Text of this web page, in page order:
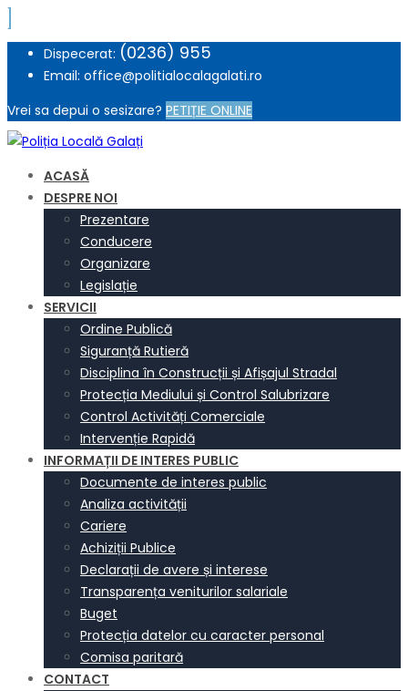
Dispecerat: (0236) 955
Email: office@politialocalagalati.ro
Vrei sa depui o sesizare? PETIȚIE ONLINE
ACASĂ
DESPRE NOI
Prezentare
Conducere
Organizare
Legislație
SERVICII
Ordine Publică
Siguranță Rutieră
Disciplina în Construcții și Afișajul Stradal
Protecția Mediului și Control Salubrizare
Control Activități Comerciale
Intervenție Rapidă
INFORMAȚII DE INTERES PUBLIC
Documente de interes public
Analiza activității
Cariere
Achiziții Publice
Declarații de avere și interese
Transparența veniturilor salariale
Buget
Protecția datelor cu caracter personal
Comisa paritară
CONTACT